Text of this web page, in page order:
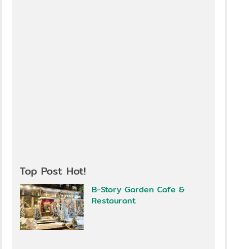
Top Post Hot!
B-Story Garden Cafe &
Restaurant